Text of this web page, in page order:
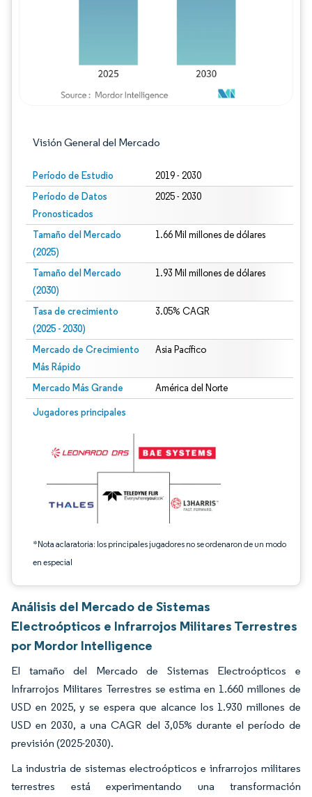
Visión General del Mercado
Período de Estudio 2019 - 2030
Período de Datos
Pronosticados
2025 - 2030
Tamaño del Mercado
(2025)
1.66 Mil millones de dólares
Tamaño del Mercado
(2030)
1.93 Mil millones de dólares
Tasa de crecimiento
(2025 - 2030)
3.05% CAGR
Mercado de Crecimiento
Más Rápido
Asia Pacífico
Mercado Más Grande América del Norte
Jugadores principales
*Nota aclaratoria: los principales jugadores no se ordenaron de un modo
en especial
Imagen © Mordor Intelligence. El uso requiere atribución según CC BY 4.0.
Análisis del Mercado de Sistemas
Electroópticos e Infrarrojos Militares Terrestres
por Mordor Intelligence
El tamaño del Mercado de Sistemas Electroópticos e
Infrarrojos Militares Terrestres se estima en 1.660 millones de
USD en 2025, y se espera que alcance los 1.930 millones de
USD en 2030, a una CAGR del 3,05% durante el período de
previsión (2025-2030).
La industria de sistemas electroópticos e infrarrojos militares
terrestres está experimentando una transformación